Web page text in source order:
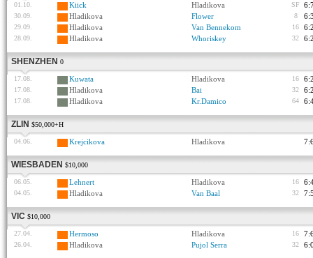
01.10. Kiick Hladikova SF
30.09. Hladikova Flower 8
29.09. Hladikova Van Bennekom 16
28.09. Hladikova Whoriskey 32
SHENZHEN 0
17.08. Kuwata Hladikova 16
17.08. Hladikova Bai 32
17.08. Hladikova Kr.Damico 64
ZLIN $50,000+H
04.06. Krejcikova Hladikova
WIESBADEN $10,000
06.05. Lehnert Hladikova 16
04.05. Hladikova Van Baal 32
VIC $10,000
27.04. Hermoso Hladikova 16
26.04. Hladikova Pujol Serra 32